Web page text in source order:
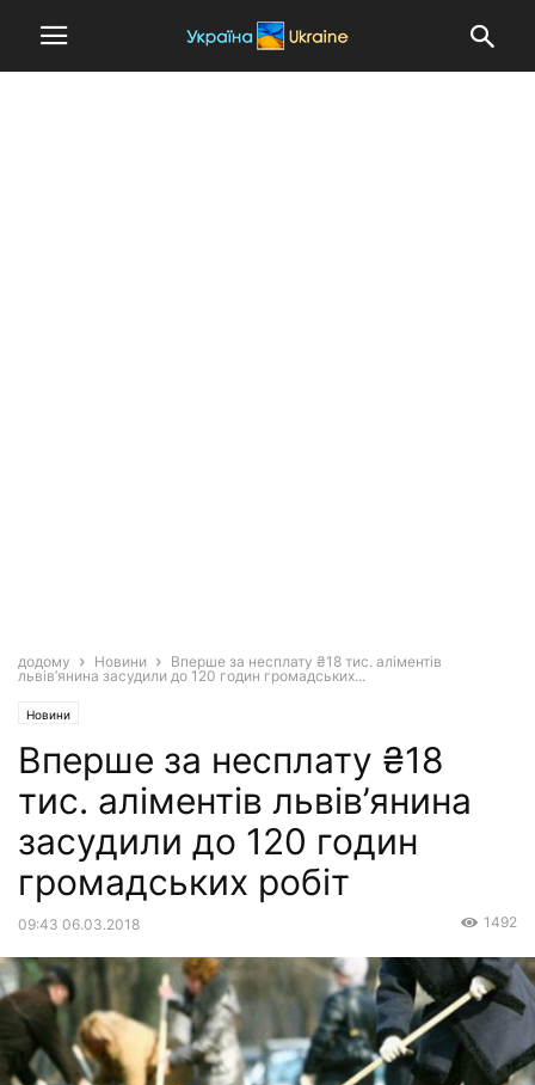
додому Новини
Вперше за несплату ₴18 тис. аліментів
львів’янина засудили до 120 годин громадських...
Новини
Вперше за несплату ₴18
тис. аліментів львів’янина
засудили до 120 годин
громадських робіт
09:43 06.03.2018 1492